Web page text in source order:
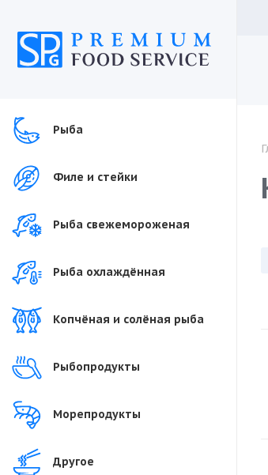
Рыба
Филе и стейки
Рыба свежемороженая
Рыба охлаждённая
Копчёная и солёная рыба
Рыбопродукты
Морепродукты
Другое